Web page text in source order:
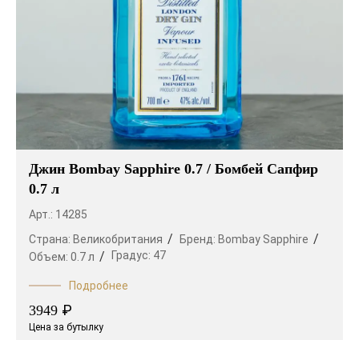
Джин Bombay Sapphire 0.7 / Бомбей Сапфир
0.7 л
Арт.: 14285
Страна: Великобритания Бренд: Bombay Sapphire
Объем: 0.7 л Градус: 47
Подробнее
3949 ₽
Цена за бутылку